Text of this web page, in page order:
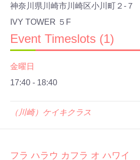
神奈川県川崎市川崎区小川町２-７
IVY TOWER ５F
Event Timeslots (1)
金曜日
17:40 - 18:40
（川崎）ケイキクラス
フラ ハラウ カフラ オ ハワイ